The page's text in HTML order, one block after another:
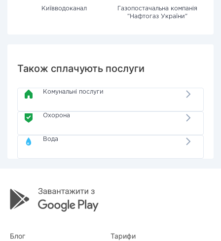
Київводоканал
Газопостачальна компанія
"Нафтогаз України"
Також сплачують послуги
Комунальні послуги
Охорона
Вода
Блог Тарифи